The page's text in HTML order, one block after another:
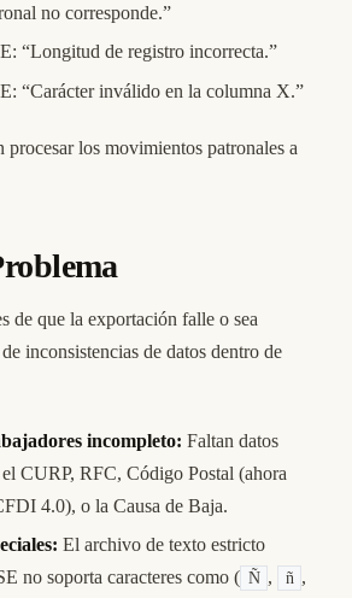
no corresponde.”
“Longitud de registro incorrecta.”
“Carácter inválido en la columna X.”
procesar los movimientos patronales a
de que la exportación falle o sea
inconsistencias de datos dentro de
incompleto: Faltan datos
CURP, RFC, Código Postal (ahora
4.0), o la Causa de Baja.
El archivo de texto estricto
no soporta caracteres como ( Ñ , ñ ,